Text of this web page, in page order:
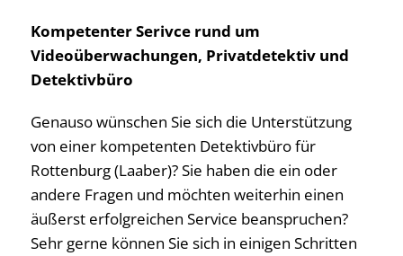
Kompetenter Serivce rund um
Videoüberwachungen, Privatdetektiv und
Detektivbüro
Genauso wünschen Sie sich die Unterstützung
von einer kompetenten Detektivbüro für
Rottenburg (Laaber)? Sie haben die ein oder
andere Fragen und möchten weiterhin einen
äußerst erfolgreichen Service beanspruchen?
Sehr gerne können Sie sich in einigen Schritten